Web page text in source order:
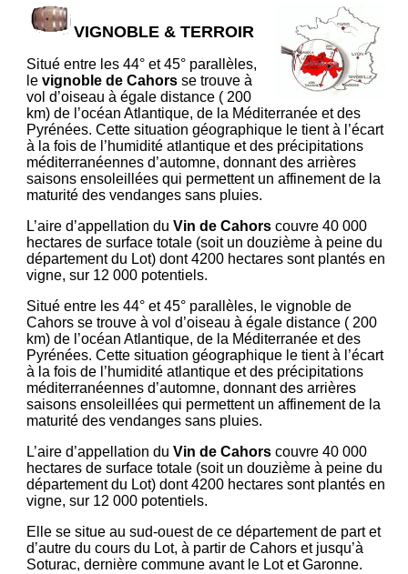
VIGNOBLE & TERROIR
Situé entre les 44° et 45° parallèles,
le vignoble de Cahors se trouve à
vol d’oiseau à égale distance ( 200
km) de l’océan Atlantique, de la Méditerranée et des
Pyrénées. Cette situation géographique le tient à l’écart
à la fois de l’humidité atlantique et des précipitations
méditerranéennes d’automne, donnant des arrières
saisons ensoleillées qui permettent un affinement de la
maturité des vendanges sans pluies.
L’aire d’appellation du Vin de Cahors couvre 40 000
hectares de surface totale (soit un douzième à peine du
département du Lot) dont 4200 hectares sont plantés en
vigne, sur 12 000 potentiels.
Situé entre les 44° et 45° parallèles, le vignoble de
Cahors se trouve à vol d’oiseau à égale distance ( 200
km) de l’océan Atlantique, de la Méditerranée et des
Pyrénées. Cette situation géographique le tient à l’écart
à la fois de l’humidité atlantique et des précipitations
méditerranéennes d’automne, donnant des arrières
saisons ensoleillées qui permettent un affinement de la
maturité des vendanges sans pluies.
L’aire d’appellation du Vin de Cahors couvre 40 000
hectares de surface totale (soit un douzième à peine du
département du Lot) dont 4200 hectares sont plantés en
vigne, sur 12 000 potentiels.
Elle se situe au sud-ouest de ce département de part et
d’autre du cours du Lot, à partir de Cahors et jusqu’à
Soturac, dernière commune avant le Lot et Garonne.